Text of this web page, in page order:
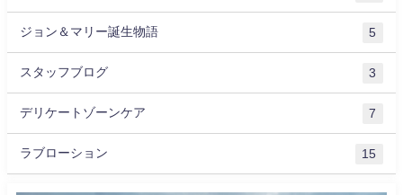
ジョン＆マリー誕生物語 5
スタッフブログ 3
デリケートゾーンケア 7
ラブローション 15